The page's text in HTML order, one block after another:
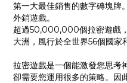
第一大最佳銷售的數字磚塊牌
外銷遊戲。
超過50,000,000個拉密遊戲
大洲，風行於全世界56個國家
拉密遊戲是一個能激發您思考
卻需要您運用很多的策略。因